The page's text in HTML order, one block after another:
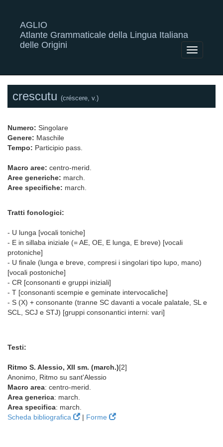
AGLIO
Atlante Grammaticale della Lingua Italiana
delle Origini
Toggle
crescutu (créscere, v.)
Numero: Singolare
Genere: Maschile
Tempo: Participio pass.
Macro aree: centro-merid.
Aree generiche: march.
Aree specifiche: march.
Tratti fonologici:
- U lunga [vocali toniche]
- E in sillaba iniziale (= AE, OE, E lunga, E breve) [vocali
protoniche]
- U finale (lunga e breve, compresi i singolari tipo lupo, mano)
[vocali postoniche]
- CR [consonanti e gruppi iniziali]
- T [consonanti scempie e geminate intervocaliche]
- S (X) + consonante (tranne SC davanti a vocale palatale, SL e
SCL, SCJ e STJ) [gruppi consonantici interni: vari]
Testi:
Ritmo S. Alessio, XII sm. (march.)[2]
Anonimo, Ritmo su sant'Alessio
Macro area: centro-merid.
Area generica: march.
Area specifica: march.
Scheda bibliografica
| Forme